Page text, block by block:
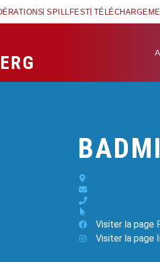
SPILLFEST
Visiter la page
Visiter la page